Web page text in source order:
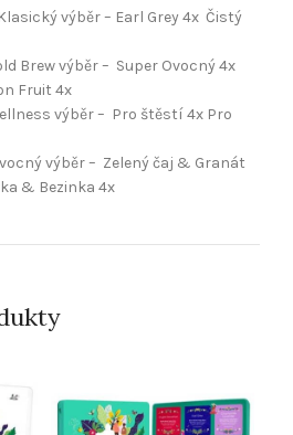
výběr – Earl Grey 4x Čistý
Brew výběr – Super Ovocný 4x
Fruit 4x
výběr – Pro štěstí 4x Pro
výběr – Zelený čaj & Granát
& Bezinka 4x